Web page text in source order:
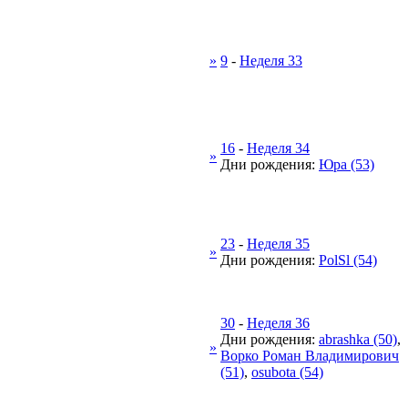
» 9 - Неделя 33
»
16 - Неделя 34
Дни рождения: Юра (53)
»
23 - Неделя 35
Дни рождения: PolSl (54)
»
30 - Неделя 36
Дни рождения: abrashka (50),
Ворко Роман Владимирович
(51), osubota (54)